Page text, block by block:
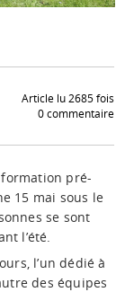
Article lu 2685 fois
0 commentaire
pré-
15 mai sous le
se sont
l’été.
l’un dédié à
des équipes